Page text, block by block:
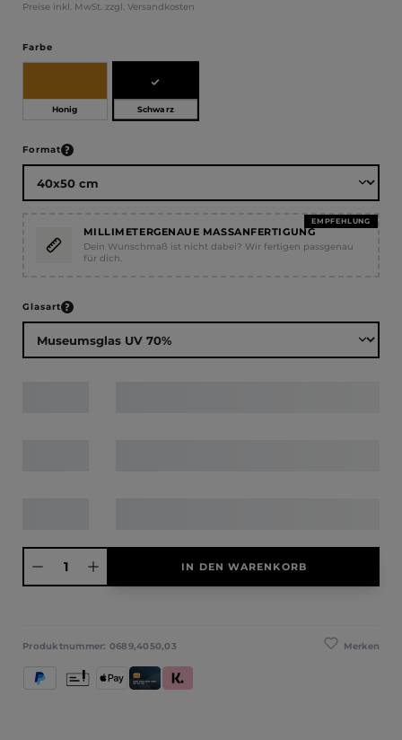
Preise inkl. MwSt. zzgl. Versandkosten
Farbeauswählen
Honig Schwarz
Formatauswählen
EMPFEHLUNG
MILLIMETERGENAUE MASSANFERTIGUNG
Dein Wunschmaß ist nicht dabei? Wir fertigen passgenau
für dich.
Glasartauswählen
IN DEN WARENKORB
Merken
Produktnummer: 0689,4050,03
PayPal Apple PayKredit- und Debitkarte
Klarna (Rechnung / Ratenkauf / Sofort)
Vorkasse